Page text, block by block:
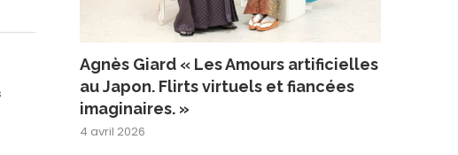
Agnès Giard « Les Amours artificielles
au Japon. Flirts virtuels et fiancées
imaginaires. »
4 avril 2026